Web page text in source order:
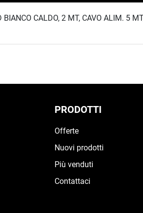
CALDO, 2 MT, CAVO ALIM. 5
PRODOTTI
Offerte
Nuovi prodotti
Più venduti
Contattaci